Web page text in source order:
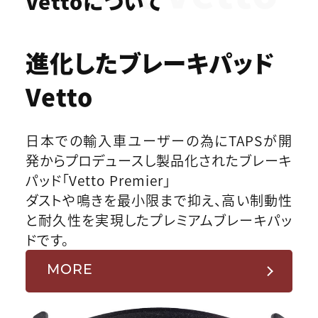
進化したブレーキパッド
Vetto
日本での輸入車ユーザーの為にTAPSが開
発からプロデュースし製品化されたブレーキ
パッド「Vetto Premier」
ダストや鳴きを最小限まで抑え、高い制動性
と耐久性を実現したプレミアムブレーキパッ
ドです。
MORE